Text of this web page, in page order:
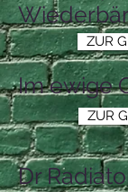
ZUR
Im ewige
ZUR
Dr